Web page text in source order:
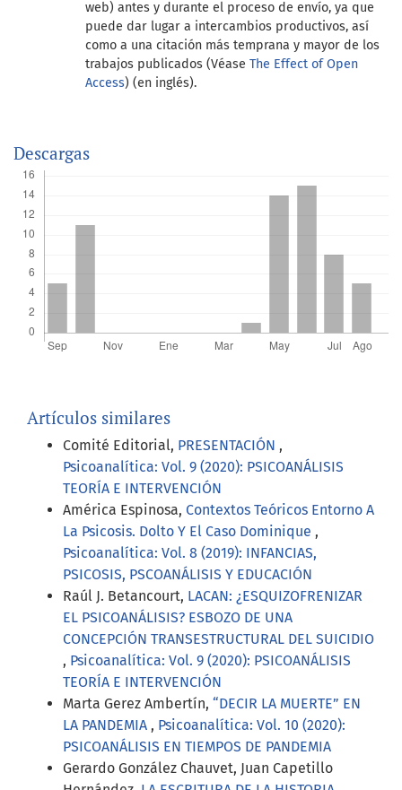
web) antes y durante el proceso de envío, ya que
puede dar lugar a intercambios productivos, así
como a una citación más temprana y mayor de los
trabajos publicados (Véase The Effect of Open
Access) (en inglés).
Descargas
Artículos similares
Comité Editorial, PRESENTACIÓN ,
Psicoanalítica: Vol. 9 (2020): PSICOANÁLISIS
TEORÍA E INTERVENCIÓN
América Espinosa, Contextos Teóricos Entorno A
La Psicosis. Dolto Y El Caso Dominique ,
Psicoanalítica: Vol. 8 (2019): INFANCIAS,
PSICOSIS, PSCOANÁLISIS Y EDUCACIÓN
Raúl J. Betancourt, LACAN: ¿ESQUIZOFRENIZAR
EL PSICOANÁLISIS? ESBOZO DE UNA
CONCEPCIÓN TRANSESTRUCTURAL DEL SUICIDIO
, Psicoanalítica: Vol. 9 (2020): PSICOANÁLISIS
TEORÍA E INTERVENCIÓN
Marta Gerez Ambertín, “DECIR LA MUERTE” EN
LA PANDEMIA , Psicoanalítica: Vol. 10 (2020):
PSICOANÁLISIS EN TIEMPOS DE PANDEMIA
Gerardo González Chauvet, Juan Capetillo